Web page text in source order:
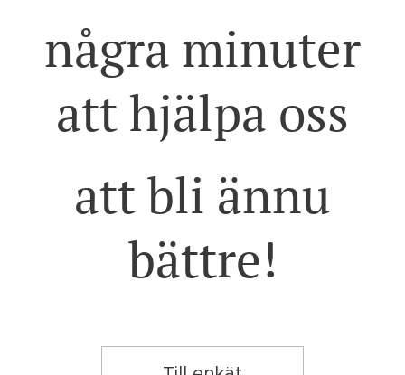
några minuter
att hjälpa oss
att bli ännu
bättre!